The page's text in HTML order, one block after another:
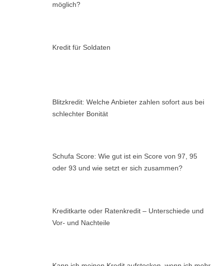
möglich?
Kredit für Soldaten
Blitzkredit: Welche Anbieter zahlen sofort aus bei
schlechter Bonität
Schufa Score: Wie gut ist ein Score von 97, 95
oder 93 und wie setzt er sich zusammen?
Kreditkarte oder Ratenkredit – Unterschiede und
Vor- und Nachteile